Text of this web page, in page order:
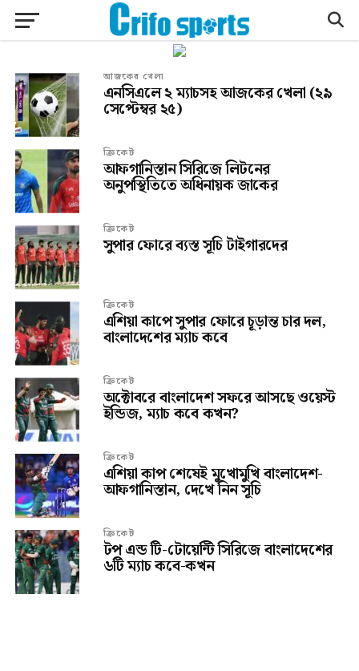
আজকের খেলা
এনসিএলে ২ ম্যাচসহ আজকের খেলা (২৯
সেপ্টেম্বর ২৫)
ক্রিকেট
আফগানিস্তান সিরিজে লিটনের
অনুপস্থিতিতে অধিনায়ক জাকের
ক্রিকেট
সুপার ফোরে ব্যস্ত সূচি টাইগারদের
ক্রিকেট
এশিয়া কাপে সুপার ফোরে চূড়ান্ত চার দল,
বাংলাদেশের ম্যাচ কবে
ক্রিকেট
অক্টোবরে বাংলাদেশ সফরে আসছে ওয়েস্ট
ইন্ডিজ, ম্যাচ কবে কখন?
ক্রিকেট
এশিয়া কাপ শেষেই মুখোমুখি বাংলাদেশ-
আফগানিস্তান, দেখে নিন সূচি
ক্রিকেট
টপ এন্ড টি-টোয়েন্টি সিরিজে বাংলাদেশের
৬টি ম্যাচ কবে-কখন